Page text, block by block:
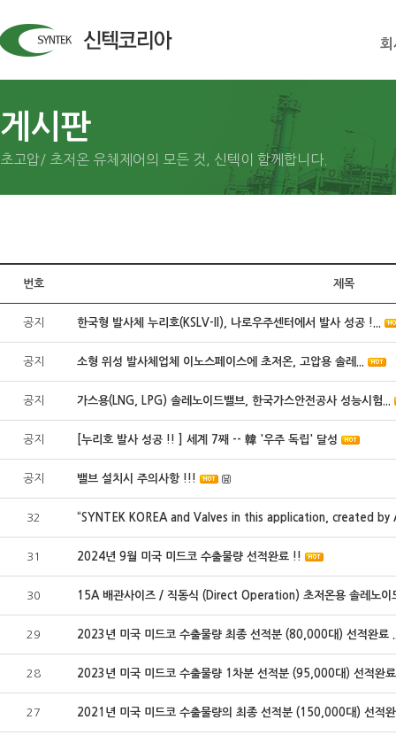
회
게시판
초고압/ 초저온 유체제어의 모든 것, 신텍이 함께합니다.
번호 제목
공지 한국형 발사체 누리호(KSLV-II), 나로우주센터에서 발사 성공 !...
공지 소형 위성 발사체업체 이노스페이스에 초저온, 고압용 솔레...
공지 가스용(LNG, LPG) 솔레노이드밸브, 한국가스안전공사 성능시험...
공지 [누리호 발사 성공 !! ] 세계 7째 -- 韓 '우주 독립' 달성
공지 밸브 설치시 주의사항 !!!
32 “SYNTEK KOREA and Valves in this application, created by
31 2024년 9월 미국 미드코 수출물량 선적완료 !!
30 15A 배관사이즈 / 직동식 (Direct Operation) 초저온용 솔레노이
29 2023년 미국 미드코 수출물량 최종 선적분 (80,000대) 선적완료
28 2023년 미국 미드코 수출물량 1차분 선적분 (95,000대) 선적완
27 2021년 미국 미드코 수출물량의 최종 선적분 (150,000대) 선적